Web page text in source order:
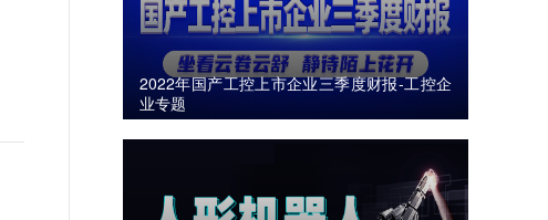
2022年国产工控上市企业三季度财报-工控企
业专题